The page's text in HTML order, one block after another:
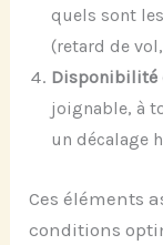
quels sont
(retard de
Disponibilité
joignable, à
un décalage
Ces éléments
conditions